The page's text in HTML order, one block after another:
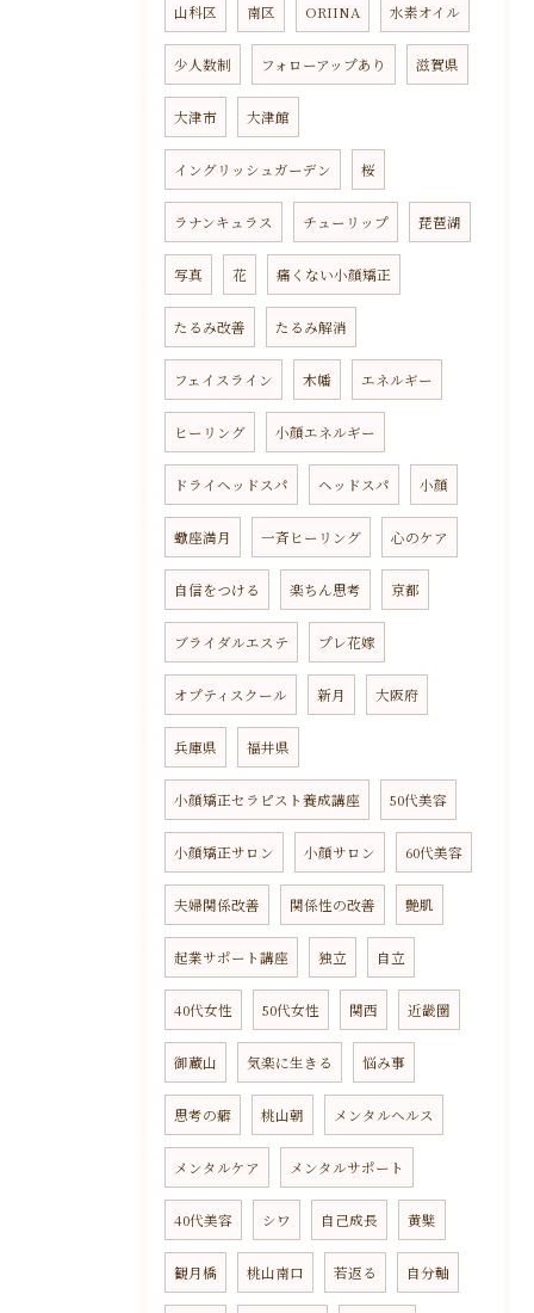
山科区 南区 ORIINA 水素オイル
少人数制 フォローアップあり 滋賀県
大津市 大津館
イングリッシュガーデン 桜
ラナンキュラス チューリップ 琵琶湖
写真 花 痛くない小顔矯正
たるみ改善 たるみ解消
フェイスライン 木幡 エネルギー
ヒーリング 小顔エネルギー
ドライヘッドスパ ヘッドスパ 小顔
蠍座満月 一斉ヒーリング 心のケア
自信をつける 楽ちん思考 京都
ブライダルエステ プレ花嫁
オプティスクール 新月 大阪府
兵庫県 福井県
小顔矯正セラピスト養成講座 50代美容
小顔矯正サロン 小顔サロン 60代美容
夫婦関係改善 関係性の改善 艶肌
起業サポート講座 独立 自立
40代女性 50代女性 関西 近畿圏
御蔵山 気楽に生きる 悩み事
思考の癖 桃山朝 メンタルヘルス
メンタルケア メンタルサポート
40代美容 シワ 自己成長 黄檗
観月橋 桃山南口 若返る 自分軸